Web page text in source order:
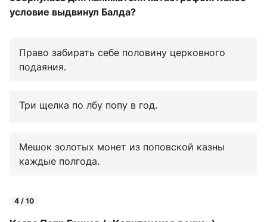
условие выдвинул Балда?
Право забирать себе половину церковного
подаяния.
Три щелка по лбу попу в год.
Мешок золотых монет из поповской казны
каждые полгода.
4 / 10